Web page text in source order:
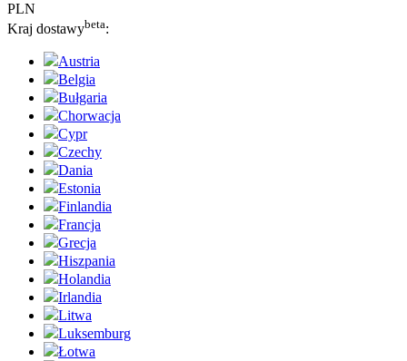
PLN
Kraj dostawybeta:
Austria
Belgia
Bułgaria
Chorwacja
Cypr
Czechy
Dania
Estonia
Finlandia
Francja
Grecja
Hiszpania
Holandia
Irlandia
Litwa
Luksemburg
Łotwa